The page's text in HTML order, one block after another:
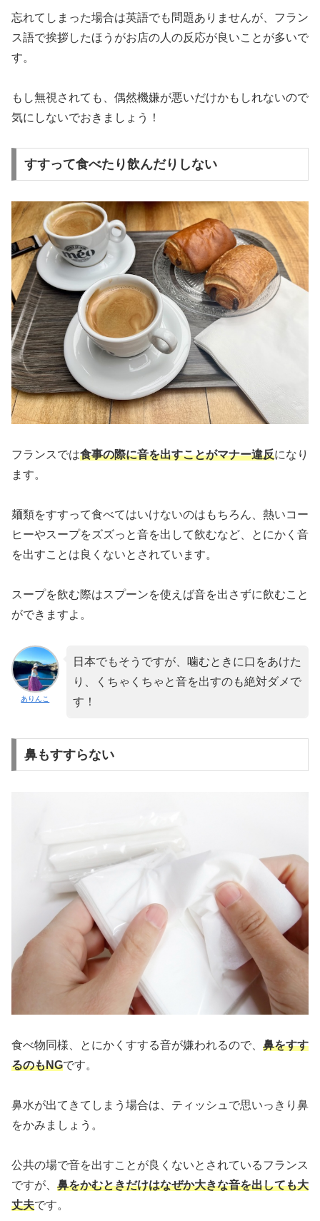
忘れてしまった場合は英語でも問題ありませんが、フラン
ス語で挨拶したほうがお店の人の反応が良いことが多いで
す。
もし無視されても、偶然機嫌が悪いだけかもしれないので
気にしないでおきましょう！
すすって食べたり飲んだりしない
フランスでは食事の際に音を出すことがマナー違反になり
ます。
麺類をすすって食べてはいけないのはもちろん、熱いコー
ヒーやスープをズズっと音を出して飲むなど、とにかく音
を出すことは良くないとされています。
スープを飲む際はスプーンを使えば音を出さずに飲むこと
ができますよ。
ありんこ
日本でもそうですが、噛むときに口をあけた
り、くちゃくちゃと音を出すのも絶対ダメで
す！
鼻もすすらない
食べ物同様、とにかくすする音が嫌われるので、 鼻をすす
るのもNGです。
鼻水が出てきてしまう場合は、ティッシュで思いっきり鼻
をかみましょう。
公共の場で音を出すことが良くないとされているフランス
ですが、 鼻をかむときだけはなぜか大きな音を出しても大
丈夫です。